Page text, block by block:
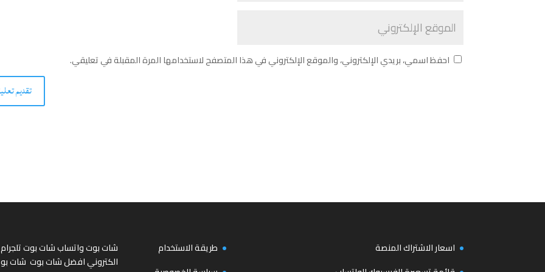
احفظ اسمي، بريدي الإلكتروني، والموقع الإلكتروني في هذا المتصفح لاستخدامها المرة المقبلة في تعليقي.
شات بوت واتسابشات بوت تلجرام
الكترونيافضل شات بوت شات
طريقة الاستخدام
اسعار الاشتراك المنصة